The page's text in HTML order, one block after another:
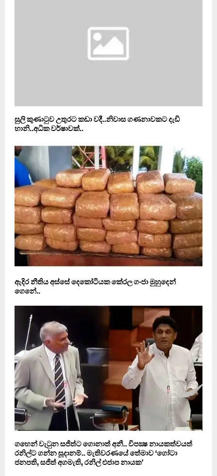
සුලි කුණාටුව උතුරට කඩා වදී..නිවාස ගණනාවකට දැඩි
හානි..අධික වර්ෂාවක්..
ඇදිර නීතිය අස්සේ දෙකෝටියක කේරල ගංජා මුහුදෙන්
ගෙනේ..
ගහෙන් වැටුන සජිත්ට ගොනාත් අනී.. විපක්‍ෂ නායකත්වයත්
රනිල්ට ගන්න සූදානම්.. මැතිවරණයේ තේමාව ‘ගෝටා
ජනපති, සජිත් අගමැති, රනිල් එජාප නායක’